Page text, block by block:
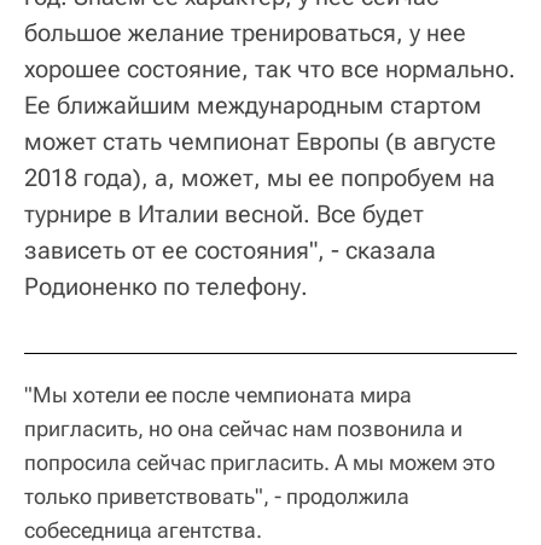
большое желание тренироваться, у нее
хорошее состояние, так что все нормально.
Ее ближайшим международным стартом
может стать чемпионат Европы (в августе
2018 года), а, может, мы ее попробуем на
турнире в Италии весной. Все будет
зависеть от ее состояния", - сказала
Родионенко по телефону.
"Мы хотели ее после чемпионата мира
пригласить, но она сейчас нам позвонила и
попросила сейчас пригласить. А мы можем это
только приветствовать", - продолжила
собеседница агентства.